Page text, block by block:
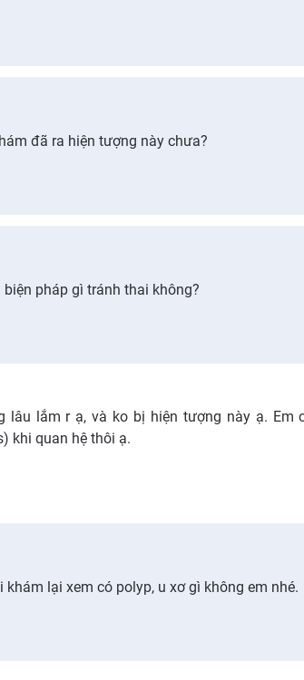
đã ra hiện tượng này chưa?
pháp gì tránh thai không?
lâu lắm r ạ, và ko bị hiện tượng này ạ. Em
khi quan hệ thôi ạ.
khám lại xem có polyp, u xơ gì không em nhé.